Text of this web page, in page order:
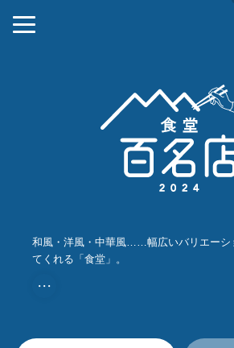
和風・洋風・中華風……幅広いバリエーシ
てくれる「食堂」。
・・・